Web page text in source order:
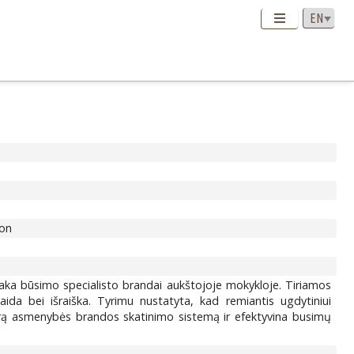
būsimo specialisto brandai aukštojoje mokykloje. Tiriamos
bei išraiška. Tyrimu nustatyta, kad remiantis ugdytiniui
brandos skatinimo sistemą ir efektyvina busimų